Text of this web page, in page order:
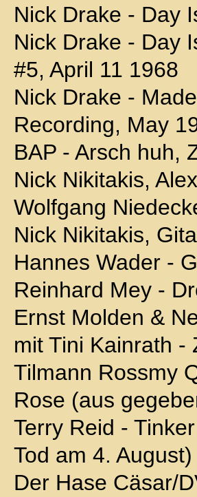
Nick Drake - Day
Nick Drake - Day
#5, April 11 1968
Nick Drake -
Recording, May
BAP - Arsch huh,
Nick Nikitakis,
Wolfgang
Nick Nikitakis,
Hannes Wader -
Reinhard Mey -
Ernst Molden &
mit Tini Kainrath -
Tilmann Rossmy
Rose (aus
Terry Reid -
Tod am 4. August)
Der Hase Cäsar/